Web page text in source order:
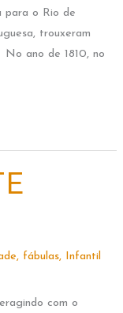
para o Rio de
trouxeram
No ano de 1810, no
, fábulas,
Infantil
com o